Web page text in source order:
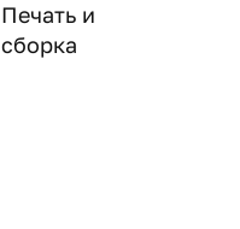
Печать и
сборка